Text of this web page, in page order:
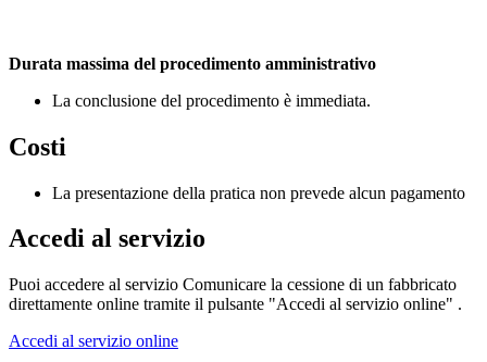
Durata massima del procedimento amministrativo
La conclusione del procedimento è immediata.
Costi
La presentazione della pratica non prevede alcun pagamento
Accedi al servizio
Puoi accedere al servizio Comunicare la cessione di un fabbricato
direttamente online tramite il pulsante "Accedi al servizio online" .
Accedi al servizio online